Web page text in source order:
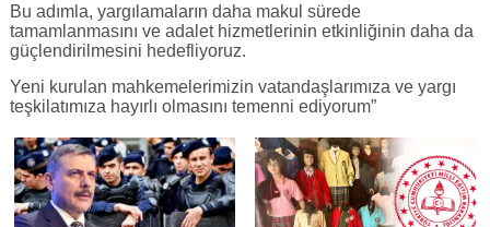
Bu adımla, yargılamaların daha makul sürede
tamamlanmasını ve adalet hizmetlerinin etkinliğinin daha da
güçlendirilmesini hedefliyoruz.
Yeni kurulan mahkemelerimizin vatandaşlarımıza ve yargı
teşkilatımıza hayırlı olmasını temenni ediyorum”